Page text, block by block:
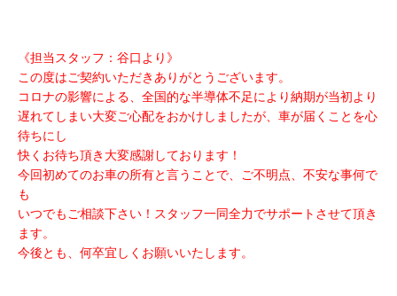
《担当スタッフ：谷口より》
この度はご契約いただきありがとうございます。
コロナの影響による、全国的な半導体不足により納期が当初より
遅れてしまい大変ご心配をおかけしましたが、車が届くことを心
待ちにし
快くお待ち頂き大変感謝しております！
今回初めてのお車の所有と言うことで、ご不明点、不安な事何で
も
いつでもご相談下さい！スタッフ一同全力でサポートさせて頂き
ます。
今後とも、何卒宜しくお願いいたします。